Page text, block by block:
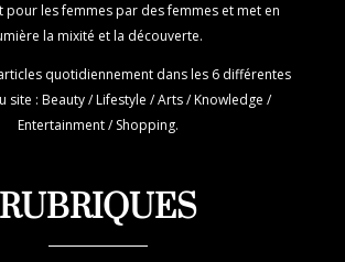
pour les femmes par des femmes et met en
la mixité et la découverte.
quotidiennement dans les 6 différentes
site : Beauty / Lifestyle / Arts / Knowledge /
Entertainment / Shopping.
RUBRIQUES